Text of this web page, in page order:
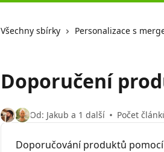
Všechny sbírky Personalizace s
Doporučení
Od: Jakub a 1 další Počet
Doporučování produktů